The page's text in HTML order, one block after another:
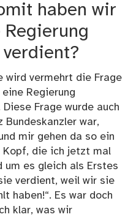
haben wir
Regierung
wird vermehrt die Frage
Regierung
Frage wurde auch
Bundeskanzler war,
mir gehen da so ein
Kopf, die ich jetzt mal
um es gleich als Erstes
verdient, weil wir sie
haben!“. Es war doch
klar, was wir